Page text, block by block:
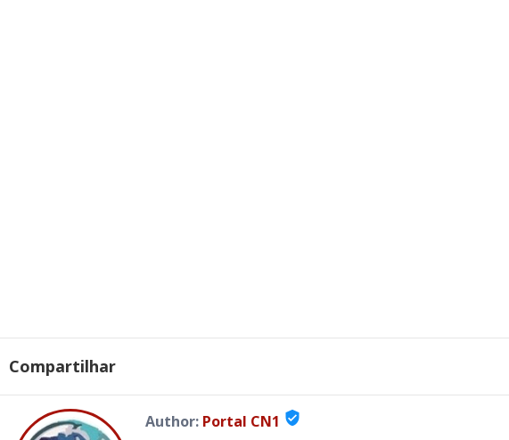
Compartilhar
Author: Portal CN1 verified_user